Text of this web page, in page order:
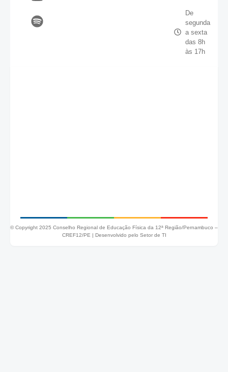
De
segunda
a sexta
das 8h
às 17h
© Copyright 2025 Conselho Regional de Educação Física da 12ª Região/Pernambuco –
CREF12/PE | Desenvolvido pelo Setor de TI